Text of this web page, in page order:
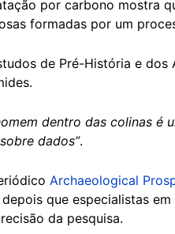
por carbono mostra
formadas por um
de Pré-História e dos
dentro das colinas é
dados”.
Archaeological
que especialistas
da pesquisa.